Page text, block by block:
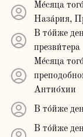
Ме́сяца
Наза́рия,
В то́йже
презви́тера
Ме́сяца
Антио́хии
В то́йже
В то́йже